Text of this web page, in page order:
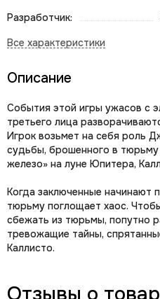
Разработчик:
Описание
События этой игры ужасов с
третьего лица
Игрок возьмет на себя роль
судьбы, брошенного в
железо» на луне Юпитера,
Когда заключенные начинают
тюрьму поглощает хаос.
сбежать из тюрьмы, попутно
тревожащие тайны,
Каллисто.‎